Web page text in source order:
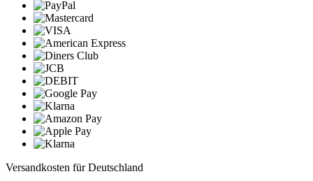
Versandkosten für Deutschland